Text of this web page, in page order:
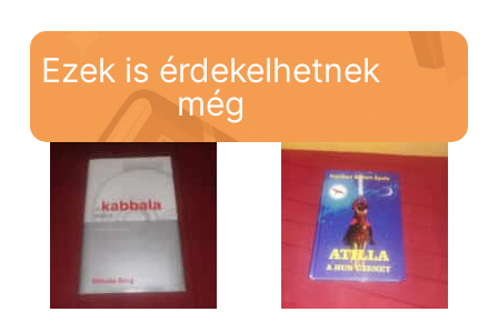
Ezek is érdekelhetnek
még